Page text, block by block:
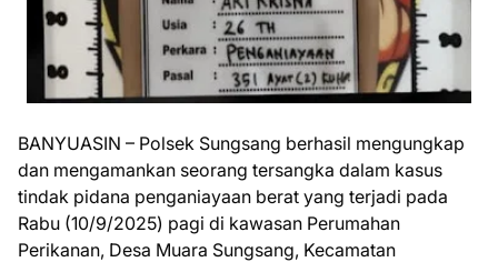
BANYUASIN – Polsek Sungsang berhasil mengungkap
dan mengamankan seorang tersangka dalam kasus
tindak pidana penganiayaan berat yang terjadi pada
Rabu (10/9/2025) pagi di kawasan Perumahan
Perikanan, Desa Muara Sungsang, Kecamatan